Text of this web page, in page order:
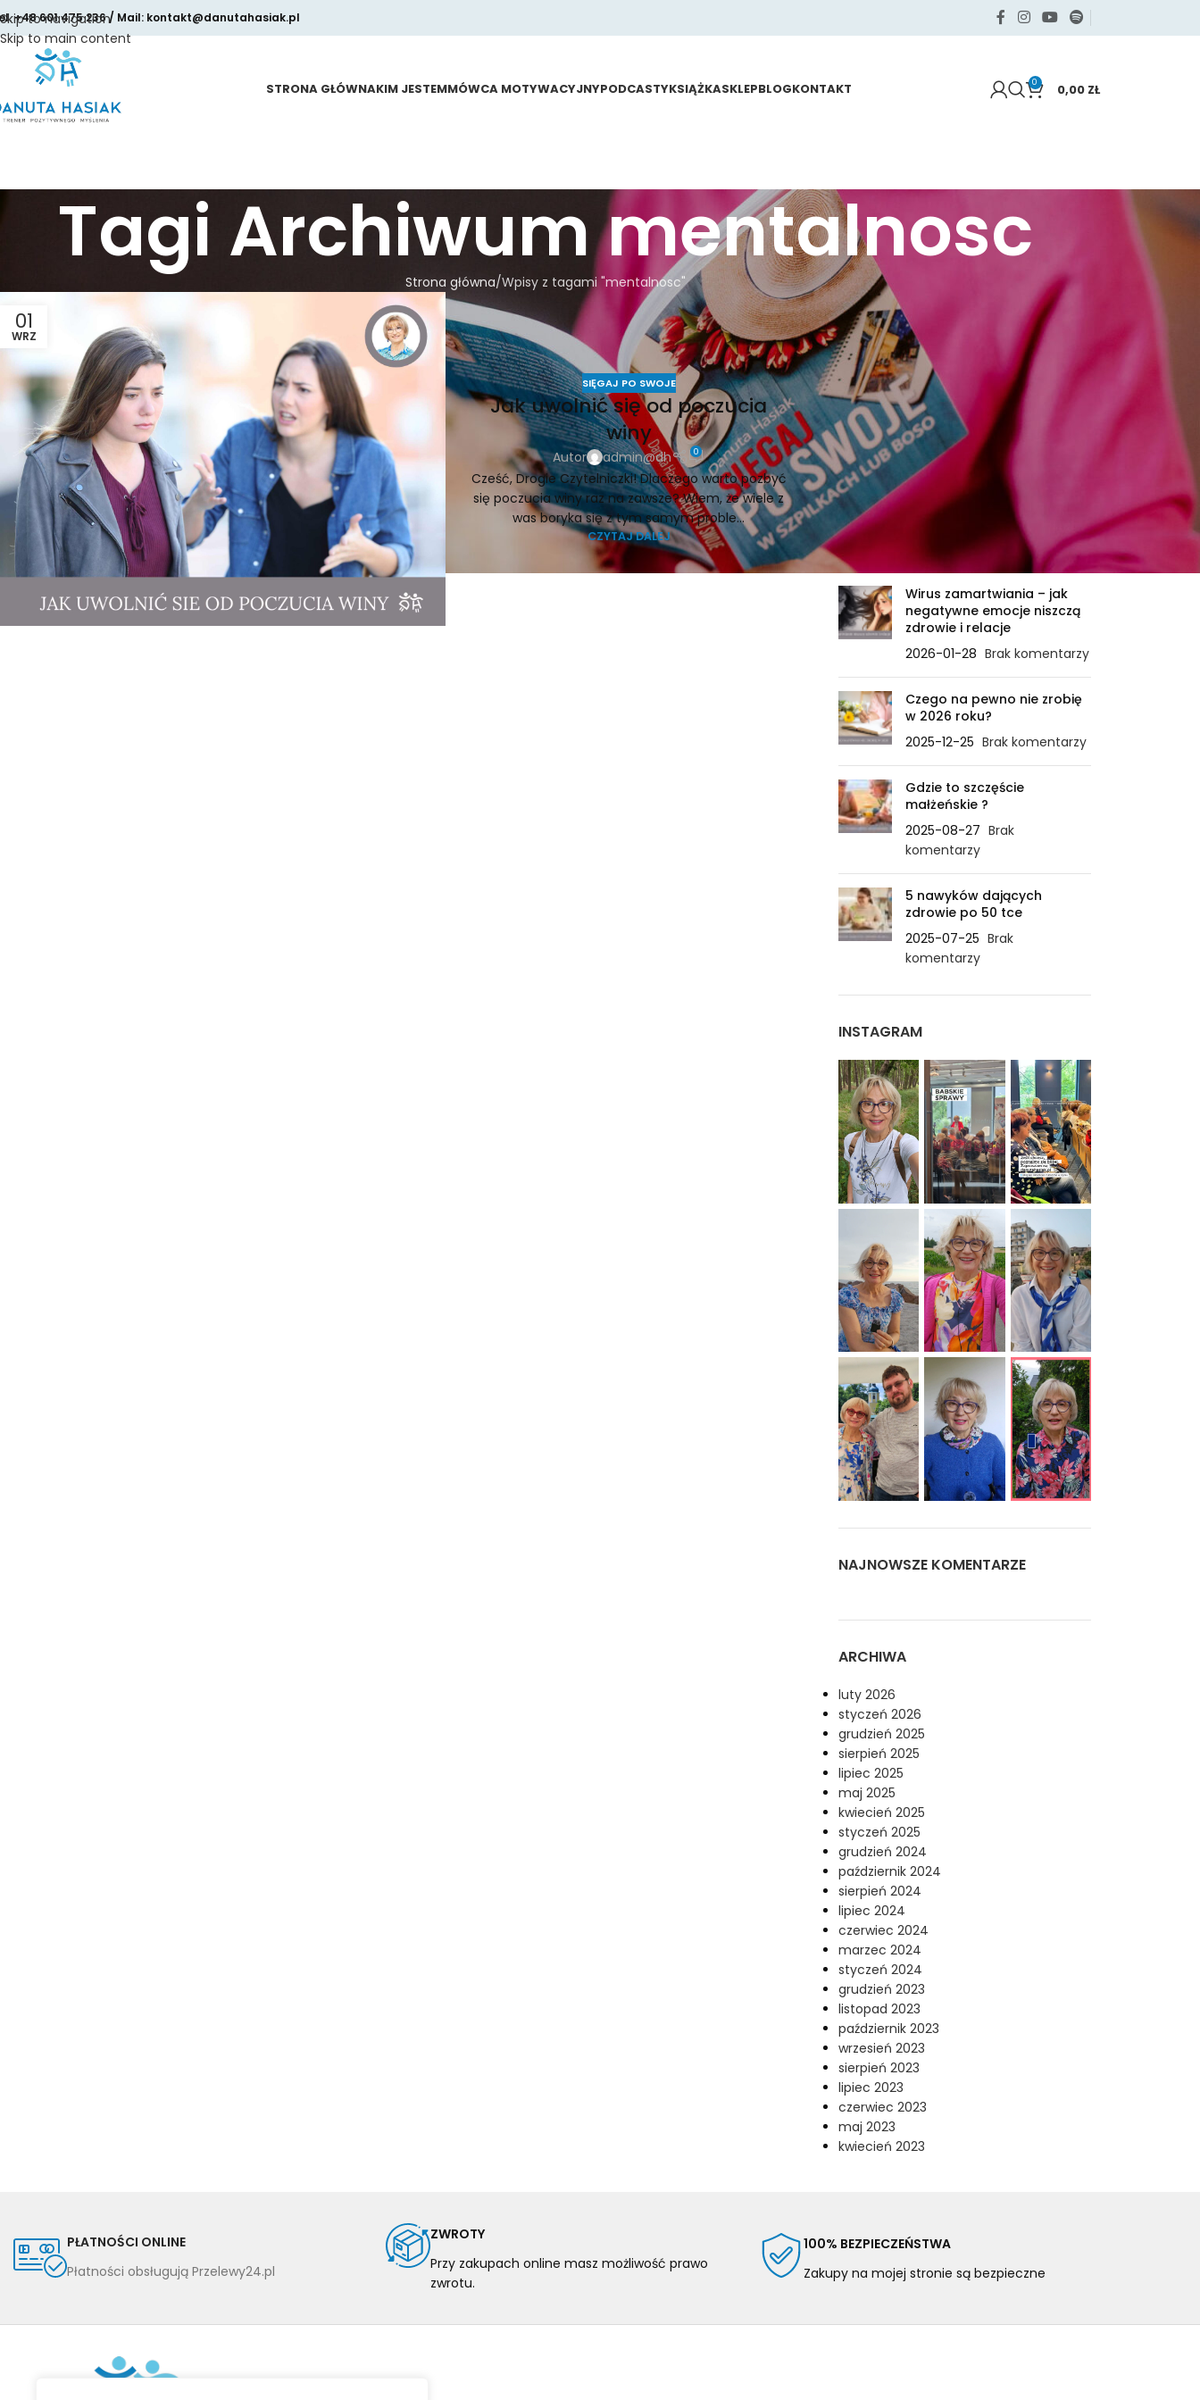
Skip to navigation
Skip to main content
+48 601 475 236 / Mail: kontakt@danutahasiak.pl
STRONA GŁÓWNAKIM JESTEMMÓWCA MOTYWACYJNYPODCASTYKSIĄŻKASKLEPBLOGKONTAKT 0 0,00 ZŁ
Tagi Archiwum mentalnosc
Strona główna Wpisy z tagami "mentalnosc"
01
WRZ
SIĘGAJ PO SWOJE
Jak uwolnić się od poczucia
winy
Autor admin@dh 0
Cześć, Drogie Czytelniczki! Dlaczego warto pozbyć
się poczucia winy raz na zawsze? Wiem, że wiele z
was boryka się z tym samym proble...
CZYTAJ DALEJ
KATEGORIE
Samo życie
Sięgaj po swoje
Zdrowie
OSTATNIE WPISY
Zanim ciało powie STOP – ile
sygnałów jeszcze
2026-02-21 Brak komentarzy
Wirus zamartwiania – jak
negatywne emocje niszczą
zdrowie i relacje
2026-01-28 Brak komentarzy
Czego na pewno nie zrobię
w 2026 roku?
2025-12-25 Brak komentarzy
Gdzie to szczęście
małżeńskie ?
2025-08-27 Brak
komentarzy
5 nawyków dających
zdrowie po 50 tce
2025-07-25 Brak
komentarzy
INSTAGRAM
NAJNOWSZE KOMENTARZE
ARCHIWA
luty 2026
styczeń 2026
grudzień 2025
sierpień 2025
lipiec 2025
maj 2025
kwiecień 2025
styczeń 2025
grudzień 2024
październik 2024
sierpień 2024
lipiec 2024
czerwiec 2024
marzec 2024
styczeń 2024
grudzień 2023
listopad 2023
październik 2023
wrzesień 2023
sierpień 2023
lipiec 2023
czerwiec 2023
maj 2023
kwiecień 2023
PŁATNOŚCI ONLINE
Płatności obsługują Przelewy24.pl
ZWROTY
Przy zakupach online masz możliwość prawo
zwrotu.
100% BEZPIECZEŃSTWA
Zakupy na mojej stronie są bezpieczne